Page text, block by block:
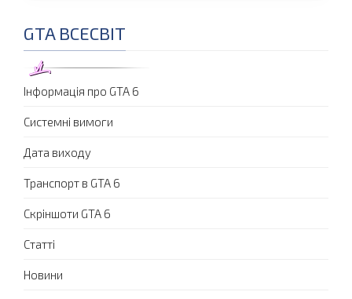
GTA ВСЕСВІТ
Інформація про GTA 6
Системні вимоги
Дата виходу
Транспорт в GTA 6
Скріншоти GTA 6
Статті
Новини